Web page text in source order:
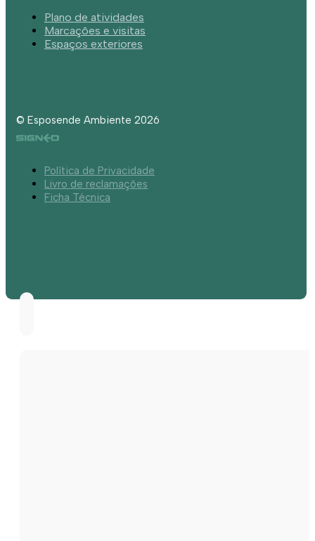
Plano de atividades
Marcações e visitas
Espaços exteriores
© Esposende Ambiente 2026
Política de Privacidade
Livro de reclamações
Ficha Técnica